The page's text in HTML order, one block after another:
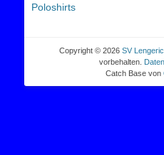
Beitrag:
Poloshirts
Copyright © 2026 SV
vorbehalten.
Catch Base von